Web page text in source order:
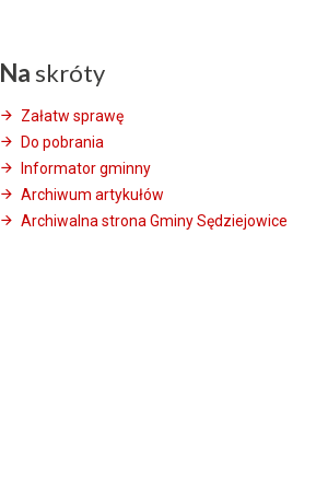
Na skróty
Załatw sprawę
Do pobrania
Informator gminny
Archiwum artykułów
Archiwalna strona Gminy Sędziejowice